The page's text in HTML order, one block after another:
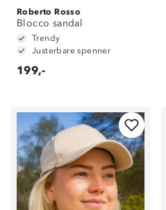
Roberto Rosso
Blocco sandal
Trendy
Justerbare spenner
199,-